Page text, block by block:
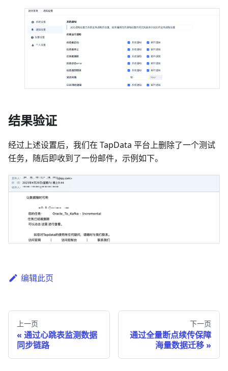
结果验证
经过上述设置后，我们在 TapData 平台上删除了一个测试
任务，随后即收到了一份邮件，示例如下。
编辑此页
上一页
通过心跳表监测数据
同步链路
下一页
通过全量断点续传保障
海量数据迁移